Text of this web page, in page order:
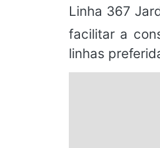
Linha 367
facilitar a
linhas